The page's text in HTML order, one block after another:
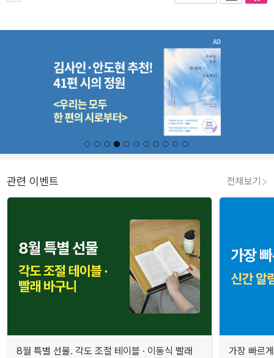
관련 이벤트 전체보기
8월 특별 선물. 각도 조절 테이블 · 이동식 빨래
가장 빠르